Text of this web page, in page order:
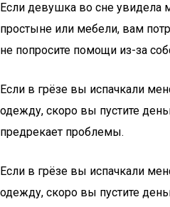
Если девушка во сне увидела
простыне или мебели, вам
не попросите помощи из-за
Если в грёзе вы испачкали
одежду, скоро вы пустите
предрекает проблемы.
Если в грёзе вы испачкали
одежду, скоро вы пустите